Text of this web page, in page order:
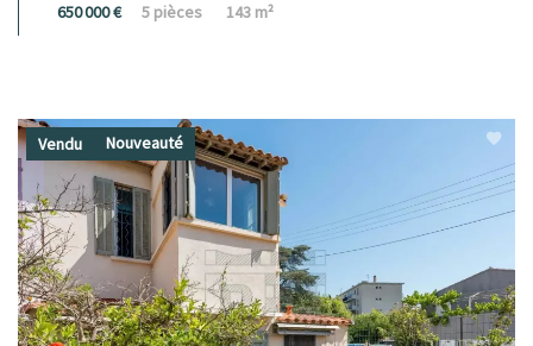
650 000 € 5 pièces 143 m²
Vendu Nouveauté